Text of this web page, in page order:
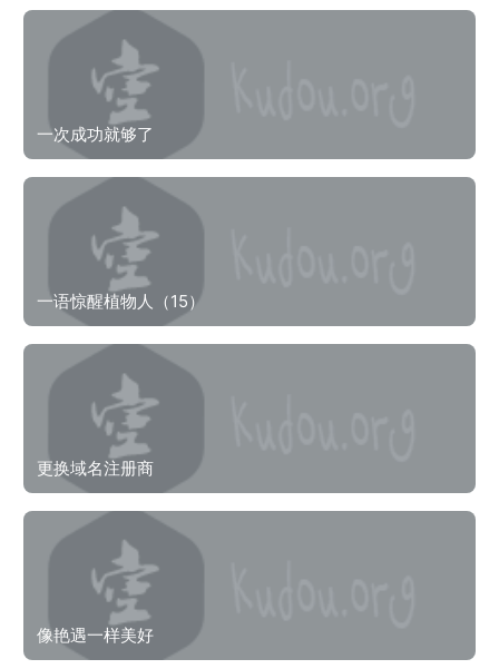
一次成功就够了
一语惊醒植物人（15）
更换域名注册商
像艳遇一样美好